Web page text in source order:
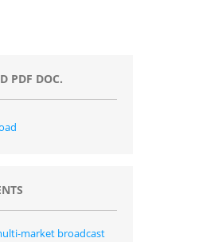
PDF DOC.
market broadcast